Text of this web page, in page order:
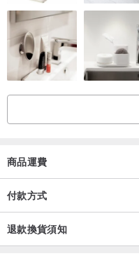
商品運費
付款方式
退款換貨須知